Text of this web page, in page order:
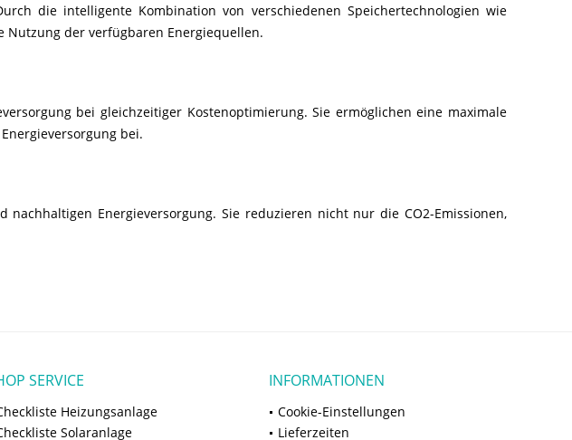
die intelligente Kombination von verschiedenen Speichertechnologien wie
Nutzung der verfügbaren Energiequellen.
bei gleichzeitiger Kostenoptimierung. Sie ermöglichen eine maximale
bei.
Energieversorgung. Sie reduzieren nicht nur die CO2-Emissionen,
SERVICE
Heizungsanlage
Solaranlage
INFORMATIONEN
Cookie-Einstellungen
Lieferzeiten